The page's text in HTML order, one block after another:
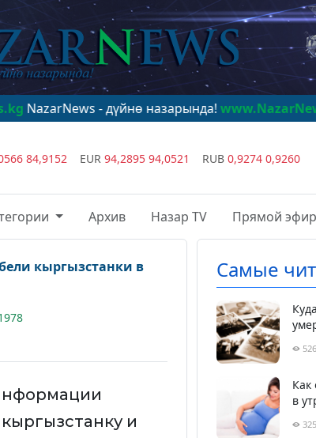
- дүйнө назарында!www.NazarNews.kg
84,9152 EUR 94,2895 94,0521 RUB 0,9274 0,9260
Архив Назар TV Прямой эфир
кыргызстанки в
и
Самые
Как
в